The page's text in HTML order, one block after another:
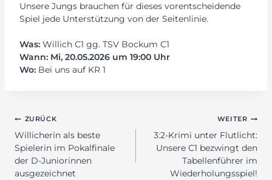
Unsere Jungs brauchen für dieses vorentscheidende
Spiel jede Unterstützung von der Seitenlinie.
Was: Willich C1 gg. TSV Bockum C1
Wann: Mi, 20.05.2026 um 19:00 Uhr
Wo: Bei uns auf KR 1
Beitragsnavigation
ZURÜCK
Willicherin als beste
Spielerin im Pokalfinale
der D-Juniorinnen
ausgezeichnet
WEITER
3:2-Krimi unter Flutlicht:
Unsere C1 bezwingt den
Tabellenführer im
Wiederholungsspiel!